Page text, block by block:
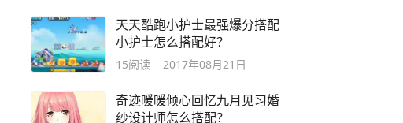
天天酷跑小护士最强爆分搭配
小护士怎么搭配好？
15阅读 2017年08月21日
奇迹暖暖倾心回忆九月见习婚
纱设计师怎么搭配？